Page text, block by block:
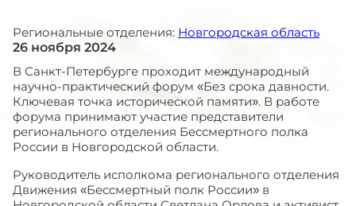
Региональные отделения: Новгородская область
26 ноября 2024
В Санкт-Петербурге проходит международный
научно-практический форум «Без срока давности.
Ключевая точка исторической памяти». В работе
форума принимают участие представители
регионального отделения Бессмертного полка
России в Новгородской области.
Руководитель исполкома регионального отделения
Движения «Бессмертный полк России» в